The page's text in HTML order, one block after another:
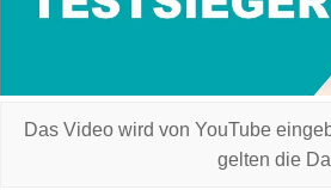
Das Video wird von YouTube
gelten die